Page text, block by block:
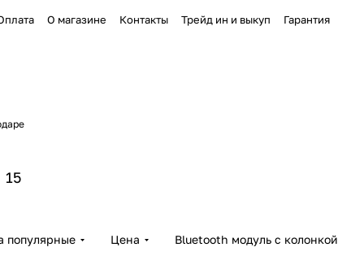
О магазине Контакты Трейд ин и выкуп Гарантия
15
популярные Цена Bluetooth модуль с колонкой